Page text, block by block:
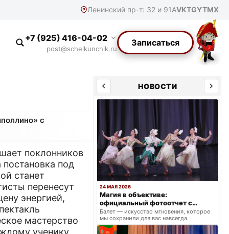
Ленинский пр-т: 32 и 91АVKTGYTMX
+7 (925) 416-04-02
post@schelkunchik.ru
Записаться
с
поклонников
постановка под
станет
перенесут
энергией,
мастерство
ученику
НОВОСТИ
24 МАЯ 2026
Магия в объективе:
официальный фотоотчет с
весеннего триумфа
Балет — искусство мгновения, которое
мы сохранили для вас навсегда.